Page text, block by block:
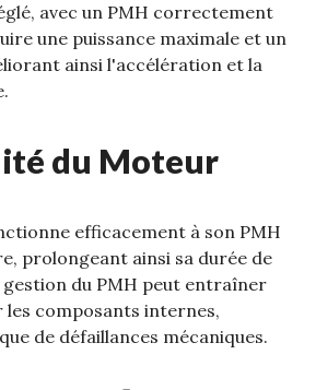
avec un PMH correctement
une puissance maximale et un
ainsi l'accélération et la
du Moteur
efficacement à son PMH
prolongeant ainsi sa durée de
gestion du PMH peut entraîner
composants internes‚
de défaillances mécaniques.